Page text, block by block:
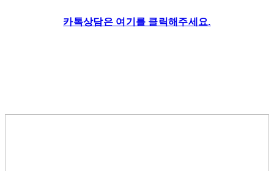
카톡상담은 여기를 클릭해주세요.